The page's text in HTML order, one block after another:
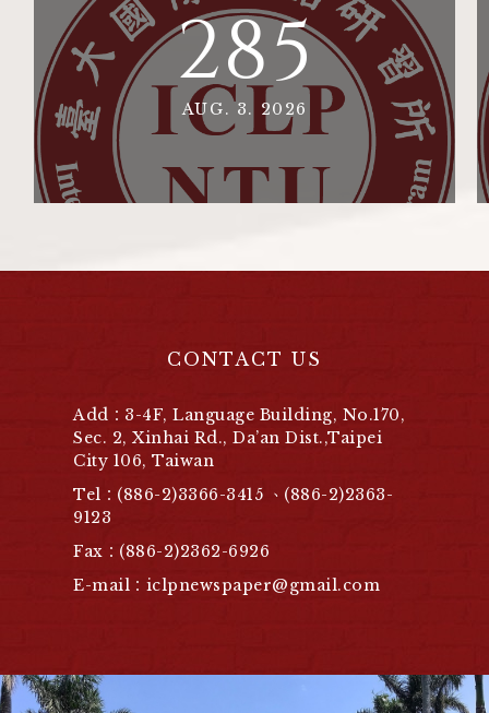
285
AUG. 3. 2026
CONTACT US
Add：3-4F, Language Building, No.170,
Sec. 2, Xinhai Rd., Da’an Dist.,Taipei
City 106, Taiwan
Tel：(886-2)3366-3415 、(886-2)2363-
9123
Fax：(886-2)2362-6926
E-mail：iclpnewspaper@gmail.com